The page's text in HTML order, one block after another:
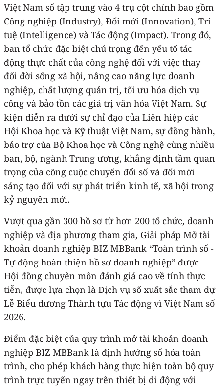
Việt Nam số tập trung vào 4 trụ cột chính bao gồm
Công nghiệp (Industry), Đổi mới (Innovation), Trí
tuệ (Intelligence) và Tác động (Impact). Trong đó,
ban tổ chức đặc biệt chú trọng đến yếu tố tác
động thực chất của công nghệ đối với việc thay
đổi đời sống xã hội, nâng cao năng lực doanh
nghiệp, chất lượng quản trị, tối ưu hóa dịch vụ
công và bảo tồn các giá trị văn hóa Việt Nam. Sự
kiện diễn ra dưới sự chỉ đạo của Liên hiệp các
Hội Khoa học và Kỹ thuật Việt Nam, sự đồng hành,
bảo trợ của Bộ Khoa học và Công nghệ cùng nhiều
ban, bộ, ngành Trung ương, khẳng định tầm quan
trọng của công cuộc chuyển đổi số và đổi mới
sáng tạo đối với sự phát triển kinh tế, xã hội trong
kỷ nguyên mới.
Vượt qua gần 300 hồ sơ từ hơn 200 tổ chức, doanh
nghiệp và địa phương tham gia, Giải pháp Mở tài
khoản doanh nghiệp BIZ MBBank “Toàn trình số -
Tự động hoàn thiện hồ sơ doanh nghiệp” được
Hội đồng chuyên môn đánh giá cao về tính thực
tiễn, được lựa chọn là Dịch vụ số xuất sắc tham dự
Lễ Biểu dương Thành tựu Tác động vì Việt Nam số
2026.
Điểm đặc biệt của quy trình mở tài khoản doanh
nghiệp BIZ MBBank là định hướng số hóa toàn
trình, cho phép khách hàng thực hiện toàn bộ quy
trình trực tuyến ngay trên thiết bị di động với